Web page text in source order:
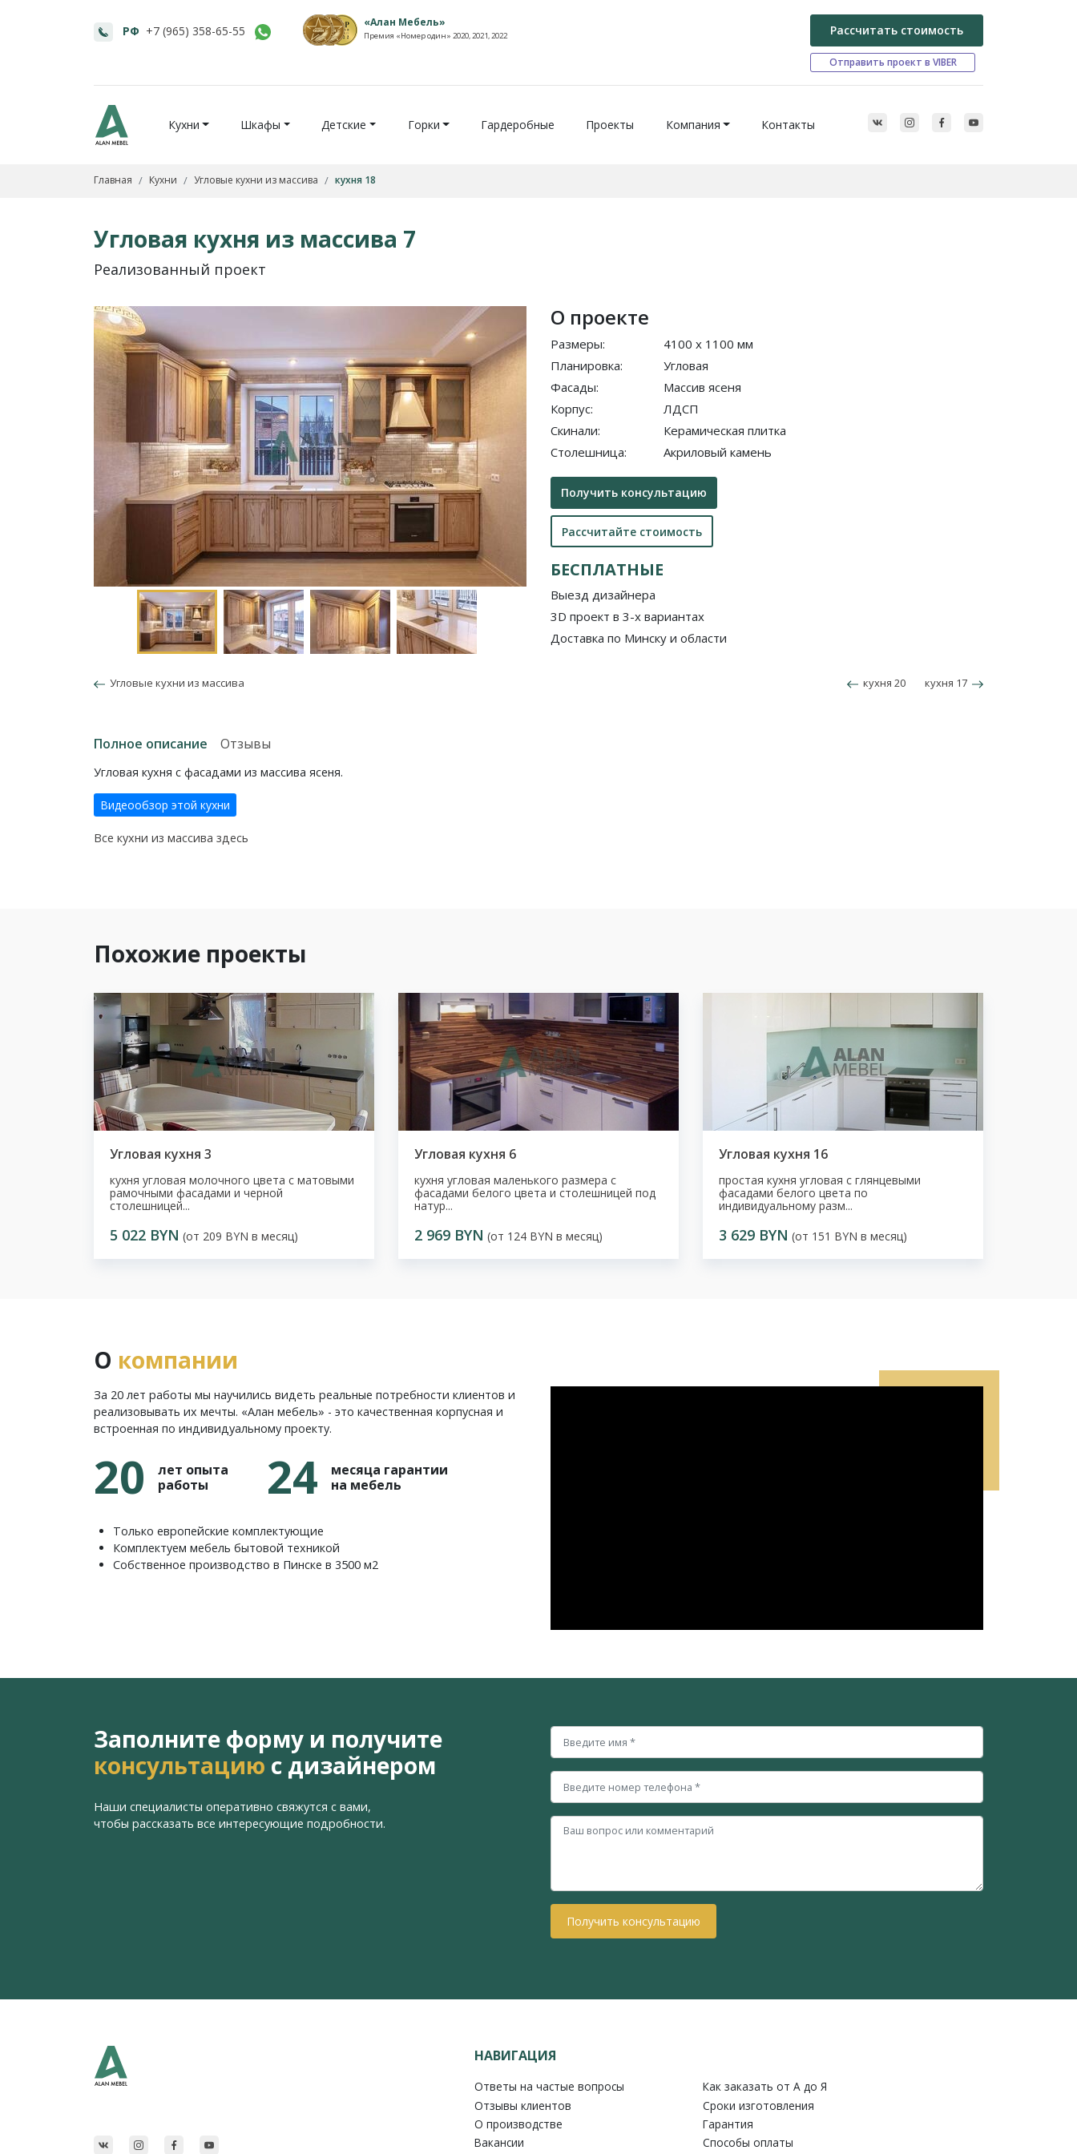
РФ +7 (965) 358-65-55
«Алан Мебель»
Премия «Номер один» 2020, 2021, 2022 Рассчитать стоимость
Отправить проект в VIBER
Кухни Шкафы Детские Горки Гардеробные Проекты Компания Контакты
Главная Кухни Угловые кухни из массива кухня 18
Угловая кухня из массива 7
Реализованный проект
О проекте
Размеры:
Планировка:
Фасады:
Корпус:
Скинали:
Столешница:
4100 x 1100 мм
Угловая
Массив ясеня
ЛДСП
Керамическая плитка
Акриловый камень
Получить консультацию
Рассчитайте стоимость
БЕСПЛАТНЫЕ
Выезд дизайнера
3D проект в 3-х вариантах
Доставка по Минску и области
Угловые кухни из массива кухня 20 кухня 17
Полное описание Отзывы
Угловая кухня с фасадами из массива ясеня.
Видеообзор этой кухни
Все кухни из массива здесь
Похожие проекты
Угловая кухня 3
кухня угловая молочного цвета с матовыми
рамочными фасадами и черной
столешницей...
5 022 BYN (от 209 BYN в месяц)
Угловая кухня 6
кухня угловая маленького размера с
фасадами белого цвета и столешницей под
натур...
2 969 BYN (от 124 BYN в месяц)
Угловая кухня 16
простая кухня угловая с глянцевыми
фасадами белого цвета по
индивидуальному разм...
3 629 BYN (от 151 BYN в месяц)
О компании
За 20 лет работы мы научились видеть реальные потребности клиентов и
реализовывать их мечты. «Алан мебель» - это качественная корпусная и
встроенная по индивидуальному проекту.
20
лет опыта
работы
24
месяца гарантии
на мебель
Только европейские комплектующие
Комплектуем мебель бытовой техникой
Собственное производство в Пинске в 3500 м2
Заполните форму и получите
консультацию с дизайнером
Наши специалисты оперативно свяжутся с вами,
чтобы рассказать все интересующие подробности.
Получить консультацию
НАВИГАЦИЯ
Ответы на частые вопросы
Отзывы клиентов
О производстве
Вакансии
Как заказать от A до Я
Сроки изготовления
Гарантия
Способы оплаты